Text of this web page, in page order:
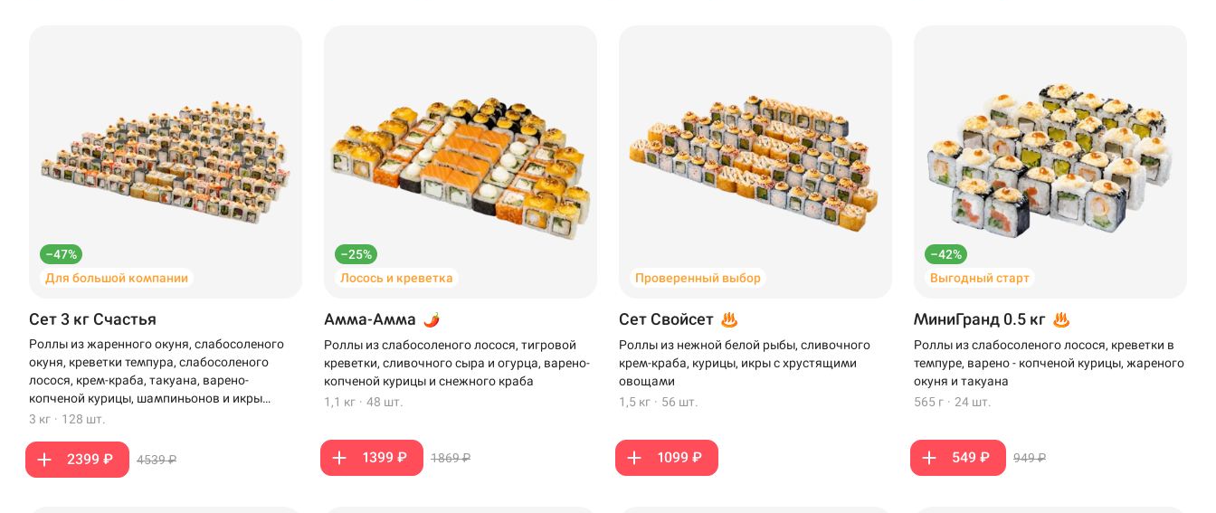
–47%
Для большой компании
Сет 3 кг Счастья
Роллы из жаренного окуня, слабосоленого
окуня, креветки темпура, слабосоленого
лосося, крем-краба, такуана, варено-
копченой курицы, шампиньонов и икры
масаго
3 кг · 128 шт.
2399 ₽ 4539 ₽
–25%
Лосось и креветка
Амма-Амма
Роллы из слабосоленого лосося, тигровой
креветки, сливочного сыра и огурца, варено-
копченой курицы и снежного краба
1,1 кг · 48 шт.
1399 ₽ 1869 ₽
Проверенный выбор
Сет Свойсет
Роллы из нежной белой рыбы, сливочного
крем-краба, курицы, икры с хрустящими
овощами
1,5 кг · 56 шт.
1099 ₽
–42%
Выгодный старт
МиниГранд 0.5 кг
Роллы из слабосоленого лосося, креветки в
темпуре, варено - копченой курицы, жареного
окуня и такуана
565 г · 24 шт.
549 ₽ 949 ₽
Уфа
Выбрать ресторан